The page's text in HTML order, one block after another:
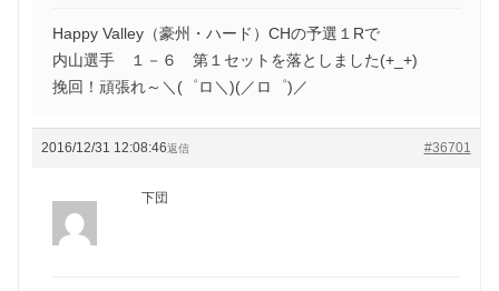
Happy Valley（豪州・ハード）CHの予選１Rで
内山選手 １－６ 第１セットを落としました(+_+)
挽回！頑張れ～＼(゜ロ＼)(／ロ゜)／
2016/12/31 12:08:46 #36701
返信
下団